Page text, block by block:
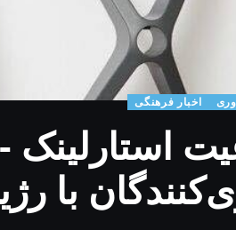
اخبار فرهنگی
با